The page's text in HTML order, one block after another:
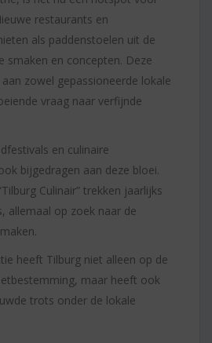
restaurants en
als paddenstoelen uit de
smaken en concepten. Deze
zowel gepassioneerde lokale
vraag naar verfijnde
en culinaire
bijgedragen aan deze bloei.
Culinair” trekken jaarlijks
allemaal op zoek naar de
heeft Tilburg niet alleen op de
maar heeft ook
trots onder de lokale